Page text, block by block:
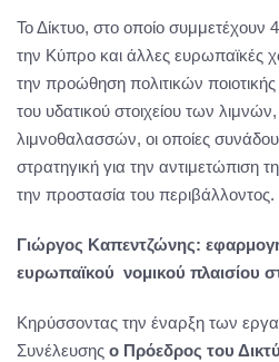
Το Δίκτυο, στο οποίο
την Κύπρο και άλλες ευρωπαϊκές
την προώθηση πολιτικών
του υδατικού στοιχείου των
λιμνοθαλασσών, οι οποίες
στρατηγική για την αντιμετώπιση
την προστασία του περιβάλλοντος.
Γιώργος Καπεντζώνης: εφαρμογή
ευρωπαϊκού νομικού πλαισίου
Κηρύσσοντας την έναρξη των
Συνέλευσης ο Πρόεδρος του